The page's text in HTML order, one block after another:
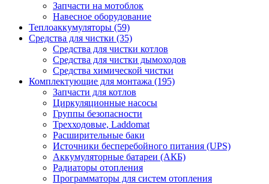
Запчасти на мотоблок
Навесное оборудование
Теплоаккумуляторы (59)
Средства для чистки (35)
Средства для чистки котлов
Средства для чистки дымоходов
Средства химической чистки
Комплектующие для монтажа (195)
Запчасти для котлов
Циркуляционные насосы
Группы безопасности
Трехходовые, Laddomat
Расширительные баки
Источники бесперебойного питания (UPS)
Аккумуляторные батареи (АКБ)
Радиаторы отопления
Программаторы для систем отопления